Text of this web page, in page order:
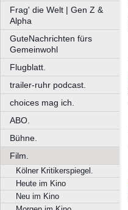
Frag' die Welt | Gen Z &
Alpha
GuteNachrichten fürs
Gemeinwohl
Flugblatt.
trailer-ruhr podcast.
choices mag ich.
ABO.
Bühne.
Film.
Kölner Kritikerspiegel.
Heute im Kino
Neu im Kino